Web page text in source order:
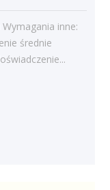
inne:
średnie